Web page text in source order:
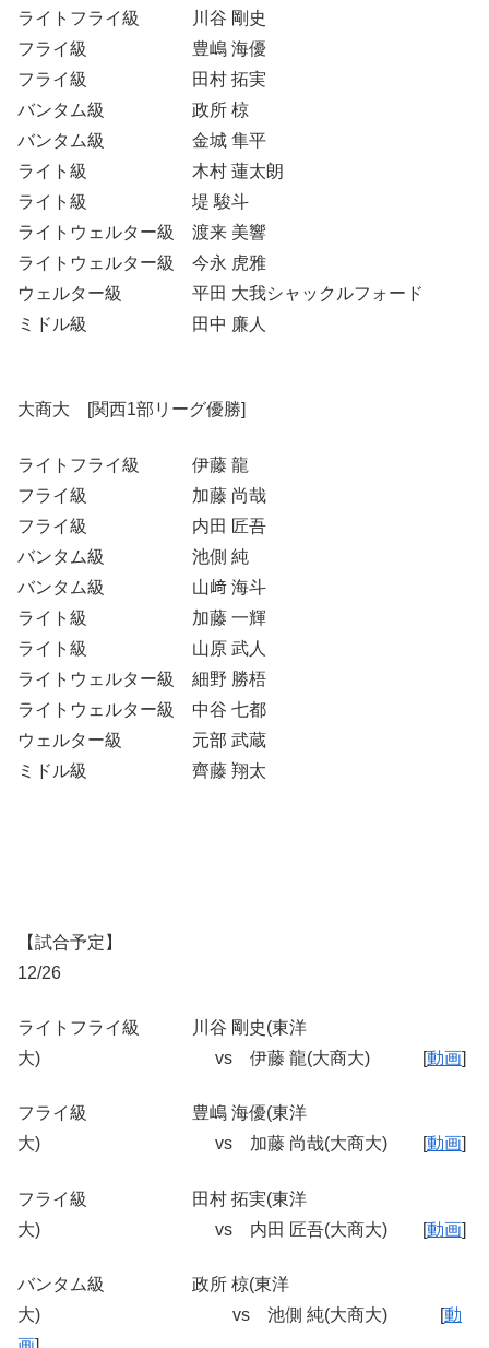
ライトフライ級 川谷 剛史
フライ級 豊嶋 海優
フライ級 田村 拓実
バンタム級 政所 椋
バンタム級 金城 隼平
ライト級 木村 蓮太朗
ライト級 堤 駿斗
ライトウェルター級 渡来 美響
ライトウェルター級 今永 虎雅
ウェルター級 平田 大我シャックルフォード
ミドル級 田中 廉人
大商大 [関西1部リーグ優勝]
ライトフライ級 伊藤 龍
フライ級 加藤 尚哉
フライ級 内田 匠吾
バンタム級 池側 純
バンタム級 山﨑 海斗
ライト級 加藤 一輝
ライト級 山原 武人
ライトウェルター級 細野 勝梧
ライトウェルター級 中谷 七都
ウェルター級 元部 武蔵
ミドル級 齊藤 翔太
【試合予定】
12/26
ライトフライ級 川谷 剛史(東洋
大) vs 伊藤 龍(大商大) [動画]
フライ級 豊嶋 海優(東洋
大) vs 加藤 尚哉(大商大) [動画]
フライ級 田村 拓実(東洋
大) vs 内田 匠吾(大商大) [動画]
バンタム級 政所 椋(東洋
大) vs 池側 純(大商大) [動